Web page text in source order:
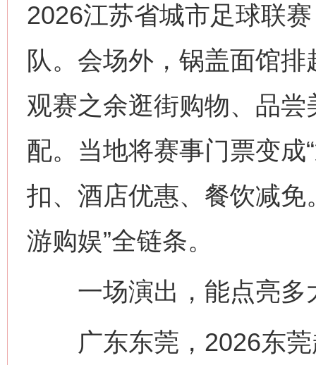
2026江苏省城市足球联
队。会场外，锅盖面馆
观赛之余逛街购物、品
配。当地将赛事门票变成
扣、酒店优惠、餐饮减免
游购娱”全链条。
一场演出，能点亮多
广东东莞，2026东莞